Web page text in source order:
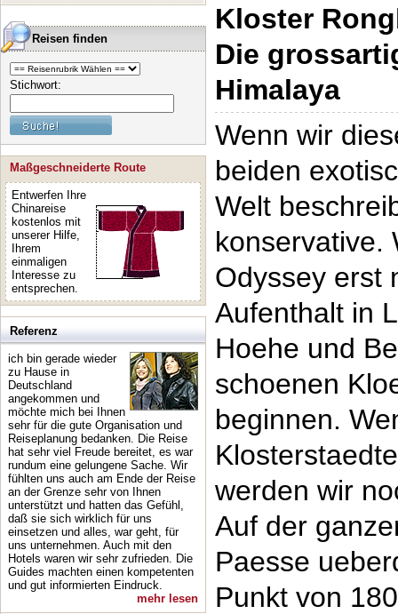
Reisen finden
Stichwort:
Maßgeschneiderte Route
Entwerfen Ihre
Chinareise
kostenlos mit
unserer Hilfe,
Ihrem
einmaligen
Interesse zu
entsprechen.
Referenz
ich bin gerade wieder
zu Hause in
Deutschland
angekommen und
möchte mich bei Ihnen
sehr für die gute Organisation und
Reiseplanung bedanken. Die Reise
hat sehr viel Freude bereitet, es war
rundum eine gelungene Sache. Wir
fühlten uns auch am Ende der Reise
an der Grenze sehr von Ihnen
unterstützt und hatten das Gefühl,
daß sie sich wirklich für uns
einsetzen und alles, war geht, für
uns unternehmen. Auch mit den
Hotels waren wir sehr zufrieden. Die
Guides machten einen kompetenten
und gut informierten Eindruck.
mehr lesen
Kloster
Die
Himalaya
Wenn wir
beiden
Welt
konservative.
Odyssey erst
Aufenthalt in
Hoehe und
schoenen
beginnen.
werden wir
Auf der
Paesse
Punkt von